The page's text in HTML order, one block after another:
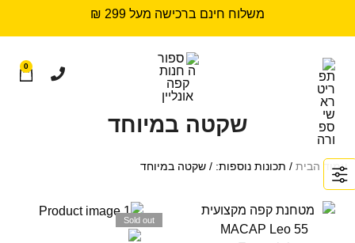
משלוח חינם ברכישה מעל 299 ₪
0
שקטה במיוחד
עמוד הבית / תכונות נוספות: / שקטה במיוחד
Sold out